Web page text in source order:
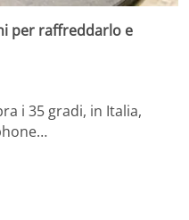
per raffreddarlo e
i 35 gradi, in Italia,